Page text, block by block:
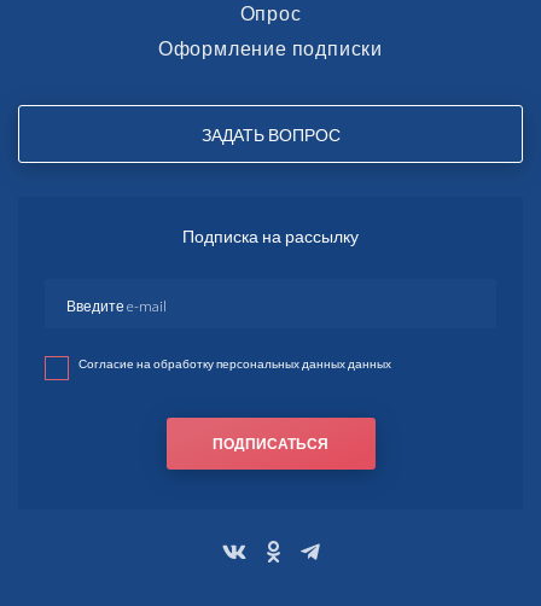
Опрос
Оформление подписки
ЗАДАТЬ ВОПРОС
Подписка на рассылку
Согласие на обработку персональных данных данных
ПОДПИСАТЬСЯ